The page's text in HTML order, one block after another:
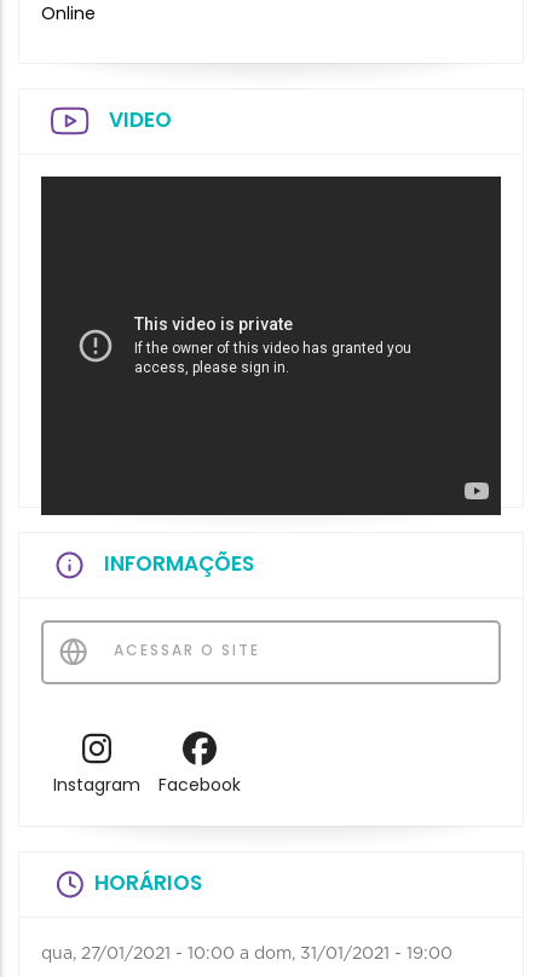
Online
VIDEO
INFORMAÇÕES
ACESSAR O SITE
Instagram Facebook
HORÁRIOS
qua, 27/01/2021 - 10:00 a dom, 31/01/2021 - 19:00